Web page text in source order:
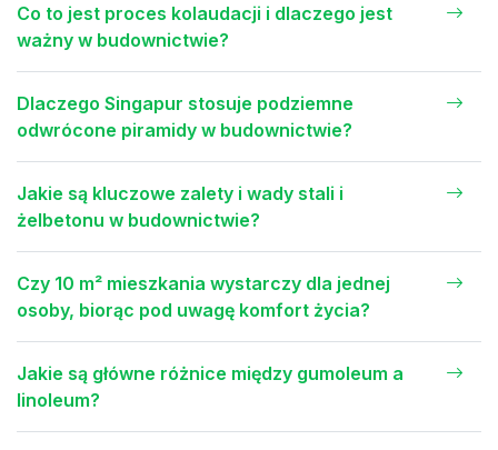
Co to jest proces kolaudacji i dlaczego jest
ważny w budownictwie?
Dlaczego Singapur stosuje podziemne
odwrócone piramidy w budownictwie?
Jakie są kluczowe zalety i wady stali i
żelbetonu w budownictwie?
Czy 10 m² mieszkania wystarczy dla jednej
osoby, biorąc pod uwagę komfort życia?
Jakie są główne różnice między gumoleum a
linoleum?